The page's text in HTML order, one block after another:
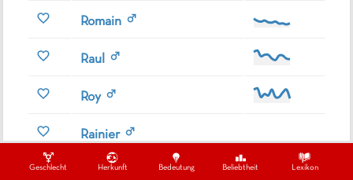
Geschlecht Herkunft Bedeutung Beliebtheit Lexikon
Romain
Raul
Roy
Rainier
Raoul